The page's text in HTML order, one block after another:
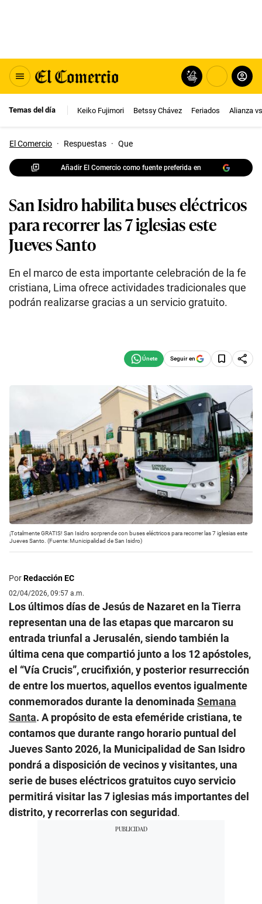
Temas del día Keiko Fujimori Betssy Chávez Feriados Alianza
El Comercio · Respuestas · Que
Añadir El Comercio como fuente preferida en
San Isidro habilita buses eléctricos
para recorrer las 7 iglesias este
Jueves Santo
En el marco de esta importante celebración de la fe
cristiana, Lima ofrece actividades tradicionales que
podrán realizarse gracias a un servicio gratuito.
Seguir en
¡Totalmente GRATIS! San Isidro sorprende con buses eléctricos para recorrer las 7 iglesias este
Jueves Santo. (Fuente: Municipalidad de San Isidro)
PorRedacción EC
02/04/2026, 09:57 a.m.
Los últimos días de Jesús de Nazaret en la Tierra
representan una de las etapas que marcaron su
entrada triunfal a Jerusalén, siendo también la
última cena que compartió junto a los 12 apóstoles,
el “Vía Crucis”, crucifixión, y posterior resurrección
de entre los muertos, aquellos eventos igualmente
conmemorados durante la denominada Semana
Santa. A propósito de esta efeméride cristiana, te
contamos que durante rango horario puntual del
Jueves Santo 2026, la Municipalidad de San Isidro
pondrá a disposición de vecinos y visitantes, una
serie de buses eléctricos gratuitos cuyo servicio
permitirá visitar las 7 iglesias más importantes del
distrito, y recorrerlas con seguridad.